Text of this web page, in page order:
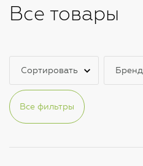
Все товары
Сортировать Бренд
Все фильтры